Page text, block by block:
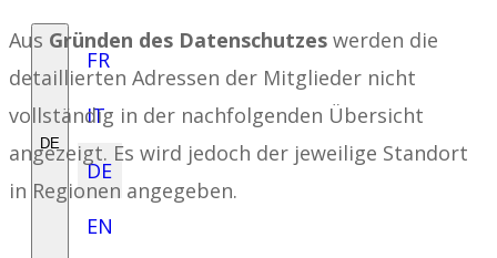
DE
FR
IT
DE
EN
Aus Gründen des Datenschutzes werden die
detaillierten Adressen der Mitglieder nicht
vollständig in der nachfolgenden Übersicht
angezeigt. Es wird jedoch der jeweilige Standort
in Regionen angegeben.